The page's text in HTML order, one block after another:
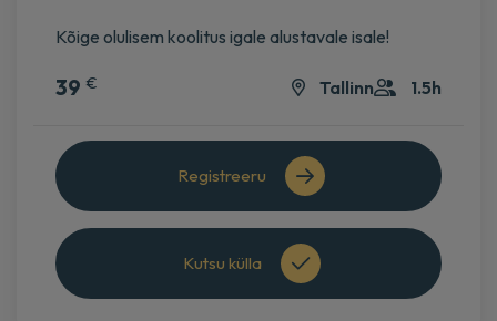
Välja müüdud Tallinn 1.5h
09 SEPT 2026 39 €
Lisa korvi
1.5h
Kõige olulisem koolitus igale alustavale isale!
39 € Tallinn 1.5h
Registreeru
Kutsu külla